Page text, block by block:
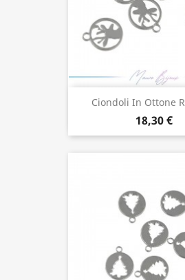
Ciondoli In Ottone
18,30 €